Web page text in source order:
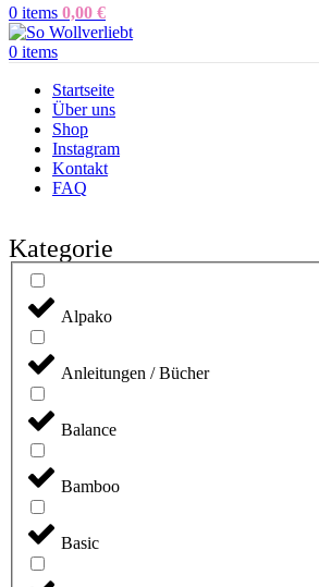
0 items 0,00 €
0 items
Startseite
Über uns
Shop
Instagram
Kontakt
FAQ
Kategorie
Alpako
Anleitungen / Bücher
Balance
Bamboo
Basic